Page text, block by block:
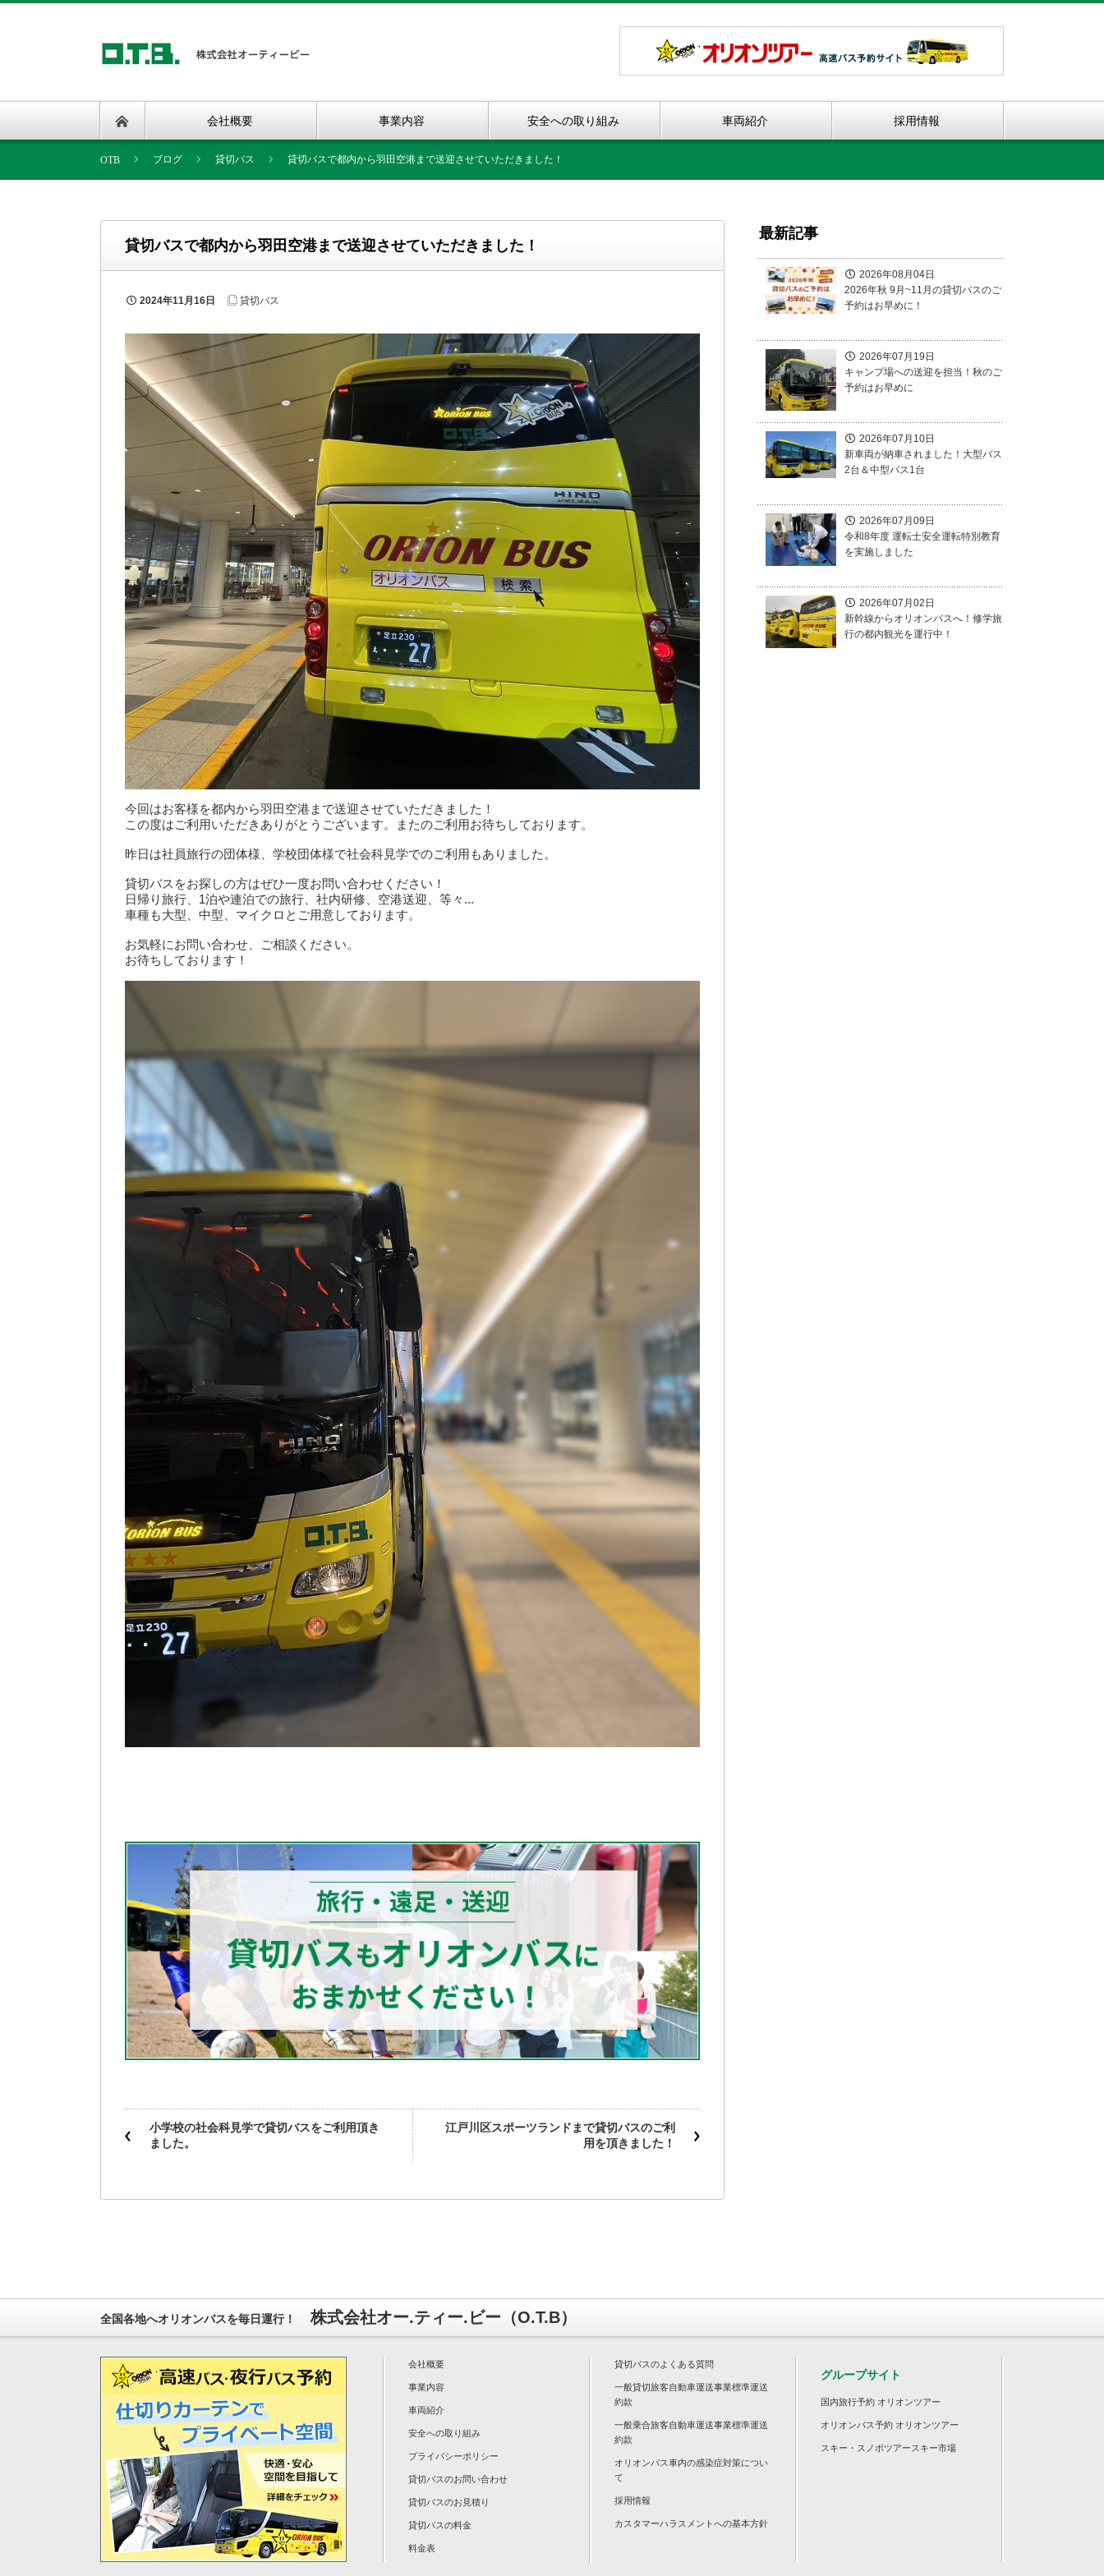
会社概要 事業内容 安全への取り組み 車両紹介 採用情報
ブログ 貸切バス 貸切バスで都内から羽田空港まで送迎させていただきました！
貸切バスで都内から羽田空港まで送迎させていただきました！
2024年11月16日 貸切バス
今回はお客様を都内から羽田空港まで送迎させていただきました！
この度はご利用いただきありがとうございます。またのご利用お待ちしております。
昨日は社員旅行の団体様、学校団体様で社会科見学でのご利用もありました。
貸切バスをお探しの方はぜひ一度お問い合わせください！
日帰り旅行、1泊や連泊での旅行、社内研修、空港送迎、等々...
車種も大型、中型、マイクロとご用意しております。
お気軽にお問い合わせ、ご相談ください。
お待ちしております！
小学校の社会科見学で貸切バスをご利用頂き
ました。
江戸川区スポーツランドまで貸切バスのご利
用を頂きました！
最新記事
2026年08月04日
2026年秋 9月~11月の貸切バスのご
予約はお早めに！
2026年07月19日
キャンプ場への送迎を担当！秋のご
予約はお早めに
2026年07月10日
新車両が納車されました！大型バス
2台＆中型バス1台
2026年07月09日
令和8年度 運転士安全運転特別教育
を実施しました
2026年07月02日
新幹線からオリオンバスへ！修学旅
行の都内観光を運行中！
全国各地へオリオンバスを毎日運行！ 株式会社オー.ティー.ビー（O.T.B）
会社概要
事業内容
車両紹介
安全への取り組み
プライバシーポリシー
貸切バスのお問い合わせ
貸切バスのお見積り
貸切バスの料金
料金表
貸切バスのよくある質問
一般貸切旅客自動車運送事業標準運送
約款
一般乗合旅客自動車運送事業標準運送
約款
オリオンバス車内の感染症対策につい
て
採用情報
カスタマーハラスメントへの基本方針
グループサイト
国内旅行予約 オリオンツアー
オリオンバス予約 オリオンツアー
スキー・スノボツアースキー市場